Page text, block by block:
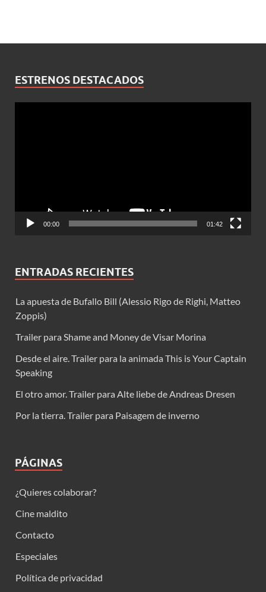
ESTRENOS DESTACADOS
00:00 01:42
ENTRADAS RECIENTES
La apuesta de Bufallo Bill (Alessio Rigo de Righi, Matteo
Zoppis)
Trailer para Shame and Money de Visar Morina
Desde el aire. Trailer para la animada This is Your Captain
Speaking
El otro amor. Trailer para Alte liebe de Andreas Dresen
Por la tierra. Trailer para Paisagem de inverno
PÁGINAS
¿Quieres colaborar?
Cine maldito
Contacto
Especiales
Política de privacidad